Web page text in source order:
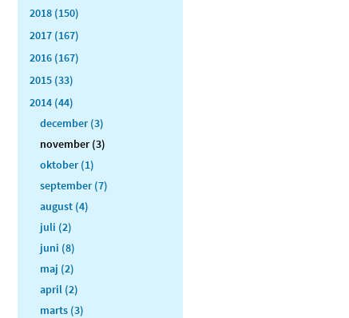
2018 (150)
2017 (167)
2016 (167)
2015 (33)
2014 (44)
december (3)
november (3)
oktober (1)
september (7)
august (4)
juli (2)
juni (8)
maj (2)
april (2)
marts (3)